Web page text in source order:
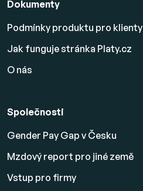
Dokumenty
Podmínky produktu pro klienty
Jak funguje stránka Platy.cz
O nás
Společnosti
Gender Pay Gap v Česku
Mzdový report pro jiné země
Vstup pro firmy